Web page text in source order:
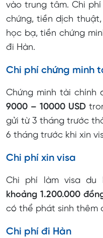
vào trung tâm. Chi
chứng, tiền dịch
học bạ, tiền chứng
đi Hàn.
Chi phí chứng minh
Chứng minh tài chính
9000 – 10000 USD
gửi từ 3 tháng trước
6 tháng trước khi xin
Chi phí xin visa
Chi phí làm visa du
khoảng 1.200.000
có thể phát sinh thêm
Chi phí đi Hàn